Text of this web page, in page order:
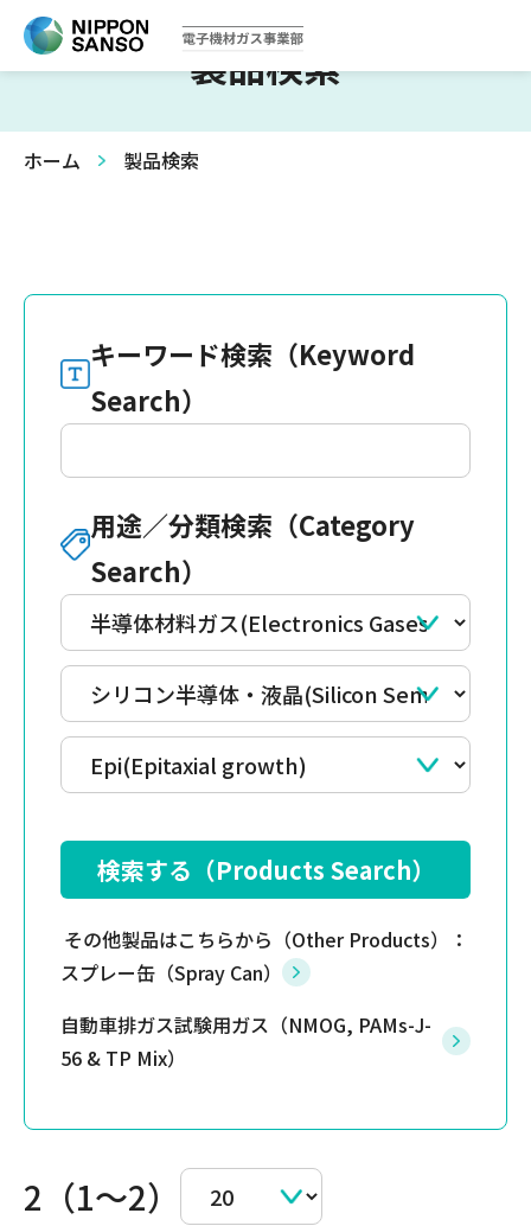
製品検索
ホーム 製品検索
キーワード検索（Keyword
Search）
用途／分類検索（Category
Search）
その他製品はこちらから（Other Products）：
スプレー缶（Spray Can）
自動車排ガス試験用ガス（NMOG, PAMs-J-
56 & TP Mix）
2（1～2）